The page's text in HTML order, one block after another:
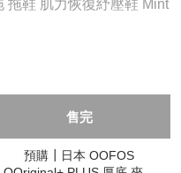
售完
預購┃日本 OOFOS